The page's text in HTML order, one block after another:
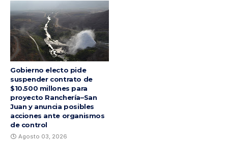
Gobierno electo pide
suspender contrato de
$10.500 millones para
proyecto Ranchería–San
Juan y anuncia posibles
acciones ante organismos
de control
Agosto 03, 2026